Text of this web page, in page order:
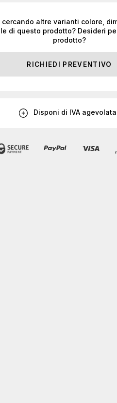
cercando altre varianti colore,
di questo prodotto? Desideri
prodotto?
RICHIEDI PREVENTIVO
Disponi di IVA